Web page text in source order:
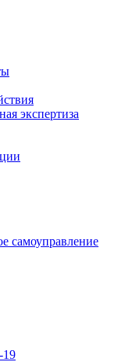
экспертиза
самоуправление
19